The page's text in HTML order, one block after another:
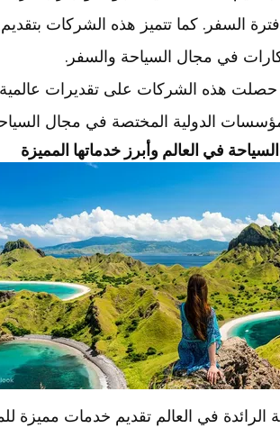
السفر. كما تتميز هذه الشركات
في مجال السياحة والسفر.
هذه الشركات على تقديرات
الدولية المختصة في مجال
في العالم وأبرز خدماتها المميزة
الرائدة في العالم تقديم خدمات مميزة